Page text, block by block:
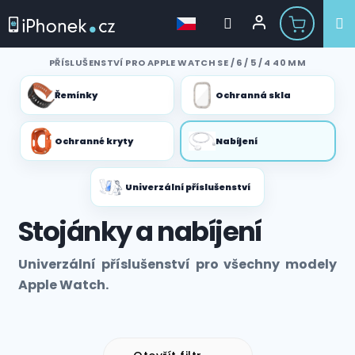
obsah
PŘÍSLUŠENSTVÍ PRO APPLE WATCH SE / 6 / 5 / 4 40 MM
Řemínky Ochranná skla
Ochranné kryty Nabíjení
Univerzální příslušenství
Stojánky a nabíjení
Univerzální příslušenství pro všechny modely
Apple Watch.